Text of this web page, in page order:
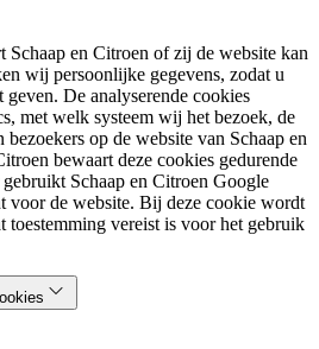
Schaap en Citroen of zij de website kan
wij persoonlijke gegevens, zodat u
De analyserende cookies
met welk systeem wij het bezoek, de
bezoekers op de website van Schaap en
bewaart deze cookies gedurende
Schaap en Citroen Google
voor de website. Bij deze cookie wordt
toestemming vereist is voor het gebruik